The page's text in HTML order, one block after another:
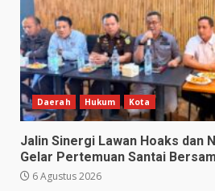
Daerah Hukum Kota
Jalin Sinergi Lawan Hoaks dan
Gelar Pertemuan Santai
6 Agustus 2026